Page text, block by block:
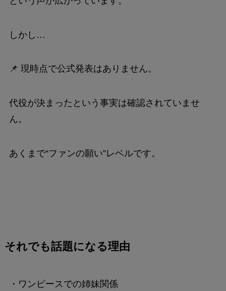
しかし…
📌 現時点で公式発表はありません。
代役が決まったという事実は確認されていませ
ん。
あくまで“ファンの願い”レベルです。
それでも話題になる理由
・ワンピースでの姉妹関係